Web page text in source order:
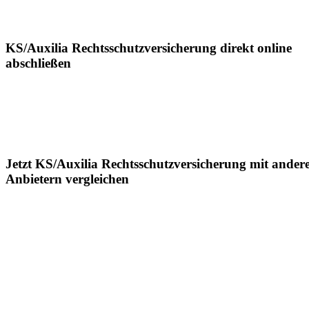
KS/Auxilia Rechtsschutzversicherung direkt online
abschließen
Jetzt KS/Auxilia Rechtsschutzversicherung mit
Anbietern vergleichen